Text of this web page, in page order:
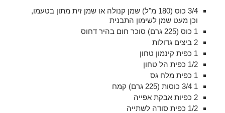
3/4 כוס (180 מ"ל) שמן קנולה או שמן זית מתון בטעמו,
וכן מעט שמן לשימון התבנית
1 כוס (225 גרם) סוכר חום בהיר דחוס
2 ביצים גדולות
1 כפית קינמון טחון
1/2 כפית הל טחון
1 כפית מלח גס
1 3/4 כוסות (225 גרם) קמח
2 כפיות אבקת אפייה
1/2 כפית סודה לשתייה